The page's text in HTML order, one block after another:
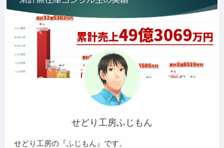
せどり工房ふじもん
せどり工房の『ふじもん』です。